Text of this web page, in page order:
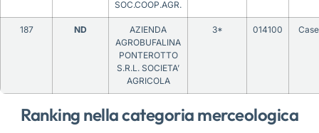
Ranking nella categoria merceologica
SOC.COOP.AGR.
187 ND
AZIENDA
AGROBUFALINA
PONTEROTTO
S.R.L. SOCIETA’
AGRICOLA
3* 014100